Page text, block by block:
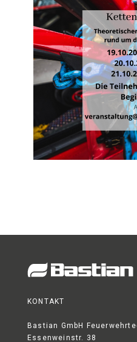
KONTAKT
Bastian GmbH
Essenweinstr. 38